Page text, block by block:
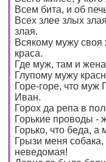
Всем бита, и об
Всех злее злых
злая.
Всякому мужу
краса.
Где муж, там и
Глупому мужу
Горе-горе, что муж
Иван.
Горох да репа в
Горькие проводы -
Горько, что беда, а
Грызи меня
неведомая!